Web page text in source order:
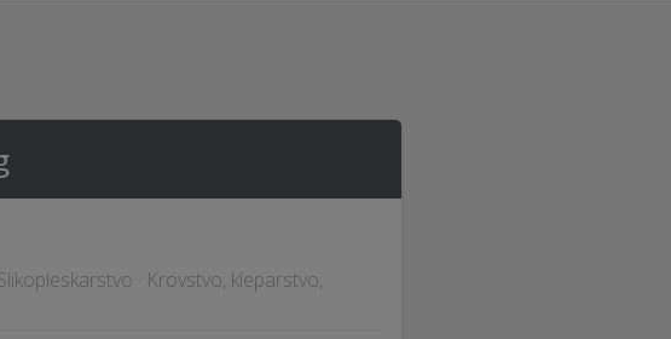
· Krovstvo, kleparstvo,